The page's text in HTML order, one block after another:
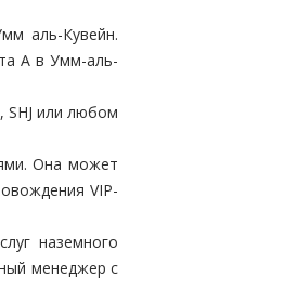
аль-Кувейн.
А в Умм-аль-
SHJ или любом
Она может
VIP-
наземного
менеджер с